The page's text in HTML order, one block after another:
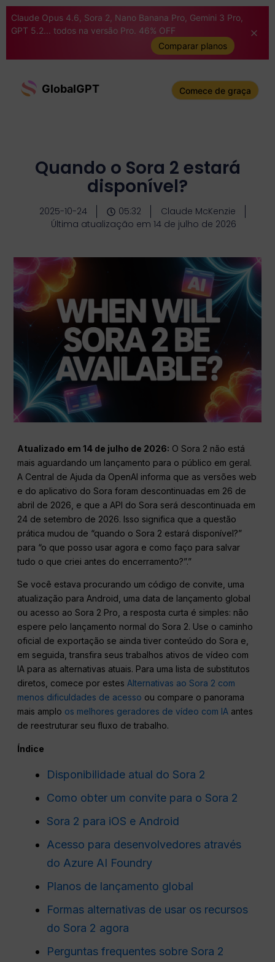
Claude Opus 4.6, Sora 2, Nano Banana Pro, Gemini 3 Pro,
GPT 5.2... todos na versão Pro. 46% OFF
Comparar planos
GlobalGPT Comece de graça
Quando o Sora 2 estará
disponível?
2025-10-24 05:32
Claude McKenzie
Última atualização em 14 de julho de 2026
Atualizado em 14 de julho de 2026: O Sora 2 não está
mais aguardando um lançamento para o público em geral.
A Central de Ajuda da OpenAI informa que as versões web
e do aplicativo do Sora foram descontinuadas em 26 de
abril de 2026, e que a API do Sora será descontinuada em
24 de setembro de 2026. Isso significa que a questão
prática mudou de “quando o Sora 2 estará disponível?”
para “o que posso usar agora e como faço para salvar
tudo o que criei antes do encerramento?”.”
Se você estava procurando um código de convite, uma
atualização para Android, uma data de lançamento global
ou acesso ao Sora 2 Pro, a resposta curta é simples: não
espere pelo lançamento normal do Sora 2. Use o caminho
oficial de exportação se ainda tiver conteúdo do Sora e,
em seguida, transfira seus trabalhos ativos de vídeo com
IA para as alternativas atuais. Para uma lista de substitutos
diretos, comece por estesAlternativas ao Sora 2 com
menos dificuldades de acesso ou compare o panorama
mais amplo os melhores geradores de vídeo com IA antes
de reestruturar seu fluxo de trabalho.
Índice
Disponibilidade atual do Sora 2
Como obter um convite para o Sora 2
Sora 2 para iOS e Android
Acesso para desenvolvedores através
do Azure AI Foundry
Planos de lançamento global
Formas alternativas de usar os recursos
do Sora 2 agora
Perguntas frequentes sobre Sora 2